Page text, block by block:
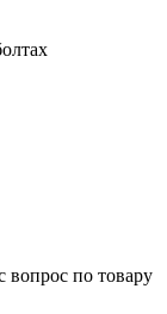
по товару